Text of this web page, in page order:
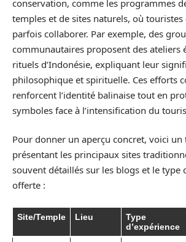
conservation, comme les programmes
temples et de sites naturels, où
parfois collaborer. Par exemple, des
communautaires proposent des ateliers
rituels d’Indonésie, expliquant leur
philosophique et spirituelle. Ces efforts
renforcent l’identité balinaise tout en
symboles face à l’intensification du
Pour donner un aperçu concret, voici un
présentant les principaux sites
souvent détaillés sur les blogs et le type
offerte :
Site/Temple Lieu
Type
d’expérience